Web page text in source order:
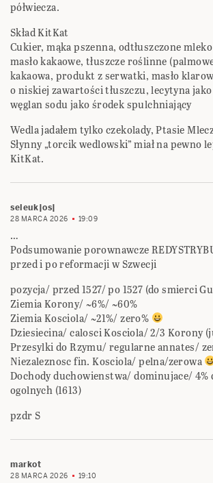
półwiecza.
Skład KitKat
Cukier, mąka pszenna, odtłuszczone
masło kakaowe, tłuszcze roślinne
kakaowa, produkt z serwatki, masło
o niskiej zawartości tłuszczu, lecytyna
węglan sodu jako środek spulchniający
Wedla jadałem tylko czekolady, Ptasie
Słynny „torcik wedlowski” miał na pewno
KitKat.
seleuk|os|
28 MARCA 2026 19:09
…
Podsumowanie porownawcze
przed i po reformacji w Szwecji
pozycja/ przed 1527/ po 1527 (do smierci
Ziemia Korony/ ~6%/ ~60%
Ziemia Kosciola/ ~21%/ zero%
Dziesiecina/ calosci Kosciola/ 2/3 Korony
Przesylki do Rzymu/ regularne annates/
Niezaleznosc fin. Kosciola/ pelna/zerowa
Dochody duchowienstwa/ dominujace/ 4%
ogolnych (1613)
pzdr S
markot
28 MARCA 2026 19:10